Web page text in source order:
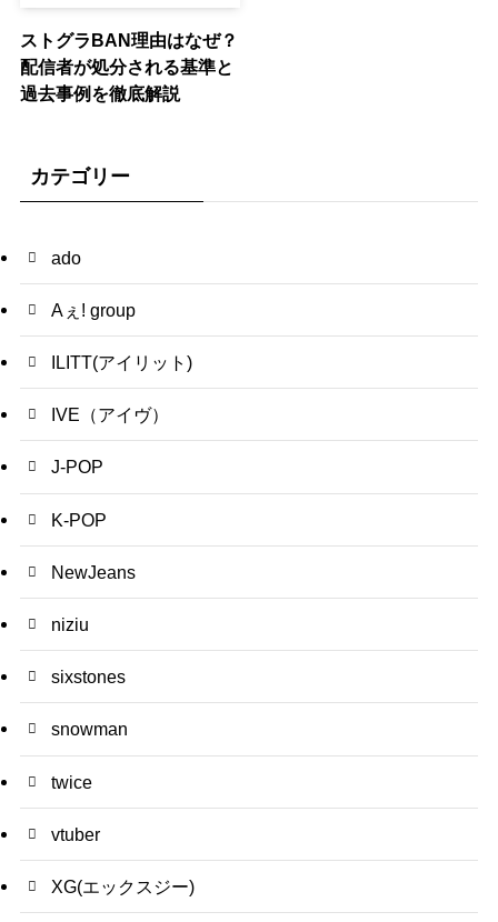
ストグラBAN理由はなぜ？
配信者が処分される基準と
過去事例を徹底解説
カテゴリー
ado
Aぇ! group
ILITT(アイリット)
IVE（アイヴ）
J-POP
K-POP
NewJeans
niziu
sixstones
snowman
twice
vtuber
XG(エックスジー)